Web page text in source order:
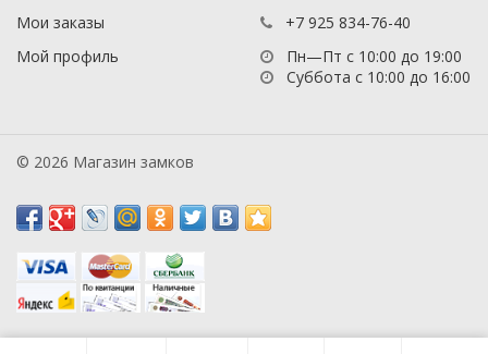
Мои заказы
Мой профиль
+7 925 834-76-40
Пн—Пт с 10:00 до 19:00
Суббота с 10:00 до 16:00
© 2026 Магазин замков